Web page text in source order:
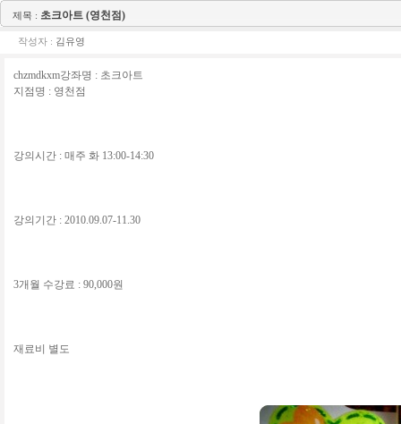
제목 : 초크아트 (영천점)
작성자 : 김유영
chzmdkxm강좌명 : 초크아트
지점명 : 영천점
강의시간 : 매주 화 13:00-14:30
강의기간 : 2010.09.07-11.30
3개월 수강료 : 90,000원
재료비 별도